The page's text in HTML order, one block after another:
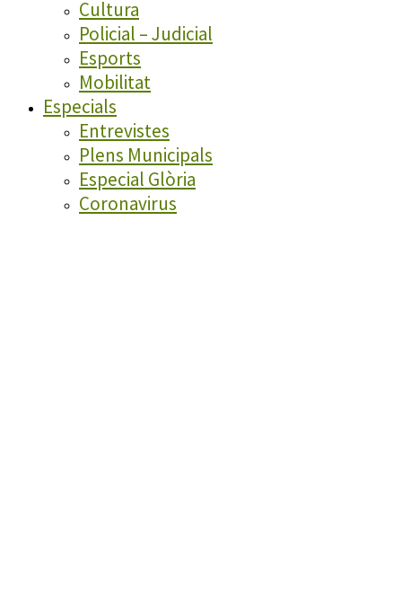
Cultura
Policial – Judicial
Esports
Mobilitat
Especials
Entrevistes
Plens Municipals
Especial Glòria
Coronavirus